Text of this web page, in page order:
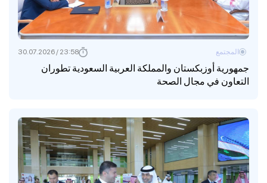
جمهورية أوزبكستان والمملكة العربية السعودية تطوران
التعاون في مجال الصحة
المجتمع 23:58 / 30.07.2026